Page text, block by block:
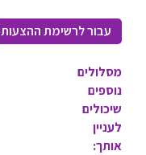
עבור לרשימת ההצעות
מסלולים
נוספים
שיכולים
לעניין
אותך: